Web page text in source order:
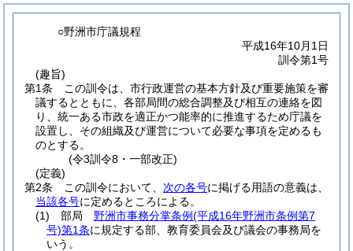
○野洲市庁議規程
平成16年10月1日
訓令第1号
(趣旨)
第1条
この訓令は、市行政運営の基本方針及び重要施策を審
議するとともに、各部局間の総合調整及び相互の連絡を図
り、統一ある市政を適正かつ能率的に推進するため庁議を
設置し、その組織及び運営について必要な事項を定めるも
のとする。
(令3訓令8・一部改正)
(定義)
第2条
この訓令において、 次の各号に掲げる用語の意義は、
当該各号に定めるところによる。
(1)
部局 野洲市事務分掌条例(平成16年野洲市条例第7
号)第1条に規定する部、教育委員会及び議会の事務局を
いう。